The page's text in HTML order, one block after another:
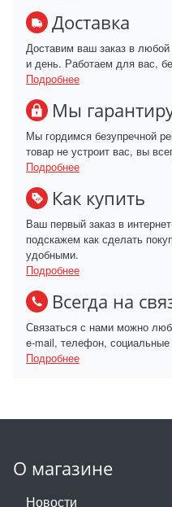
Доставка
Доставим ваш заказ в
и день. Работаем для вас,
Подробнее
Мы
Мы гордимся безупречной
товар не устроит вас, вы
Подробнее
Как купить
Ваш первый заказ в
подскажем как сделать
удобными.
Подробнее
Всегда на
Связаться с нами можно
e-mail, телефон,
Подробнее
О магазине
Новости